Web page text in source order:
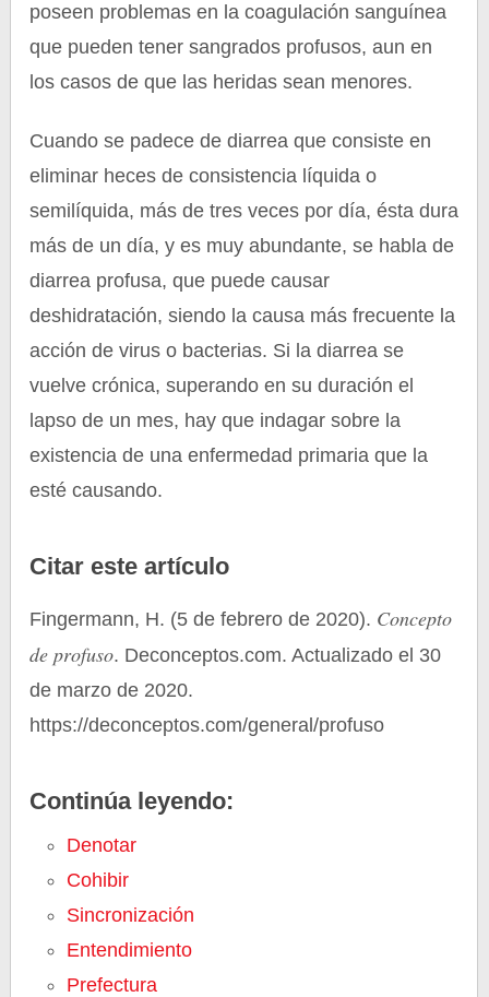
poseen problemas en la coagulación sanguínea
que pueden tener sangrados profusos, aun en
los casos de que las heridas sean menores.
Cuando se padece de diarrea que consiste en
eliminar heces de consistencia líquida o
semilíquida, más de tres veces por día, ésta dura
más de un día, y es muy abundante, se habla de
diarrea profusa, que puede causar
deshidratación, siendo la causa más frecuente la
acción de virus o bacterias. Si la diarrea se
vuelve crónica, superando en su duración el
lapso de un mes, hay que indagar sobre la
existencia de una enfermedad primaria que la
esté causando.
Citar este artículo
Fingermann, H. (5 de febrero de 2020). Concepto
de profuso. Deconceptos.com. Actualizado el 30
de marzo de 2020.
https://deconceptos.com/general/profuso
Continúa leyendo:
Denotar
Cohibir
Sincronización
Entendimiento
Prefectura